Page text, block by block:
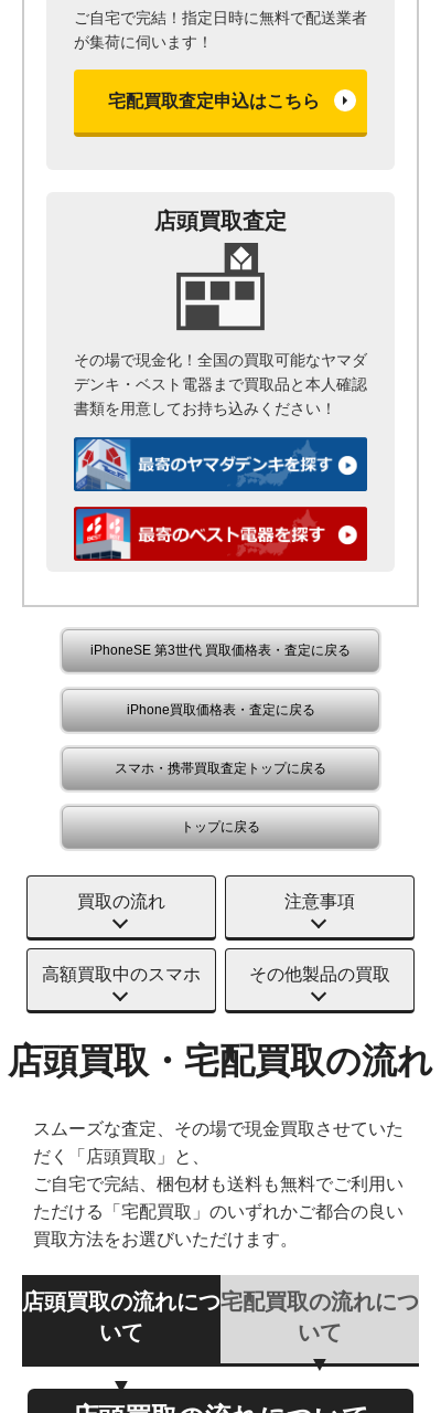
ご自宅で完結！指定日時に無料で配送業者
が集荷に伺います！
宅配買取査定申込はこちら
店頭買取査定
その場で現金化！全国の買取可能なヤマダ
デンキ・ベスト電器まで買取品と本人確認
書類を用意してお持ち込みください！
iPhoneSE 第3世代 買取価格表・査定に戻る
iPhone買取価格表・査定に戻る
スマホ・携帯買取査定トップに戻る
トップに戻る
買取の流れ 注意事項
高額買取中のスマホ その他製品の買取
店頭買取・宅配買取の流れ
スムーズな査定、その場で現金買取させていた
だく「店頭買取」と、
ご自宅で完結、梱包材も送料も無料でご利用い
ただける「宅配買取」のいずれかご都合の良い
買取方法をお選びいただけます。
店頭買取の流れにつ
いて
宅配買取の流れにつ
いて